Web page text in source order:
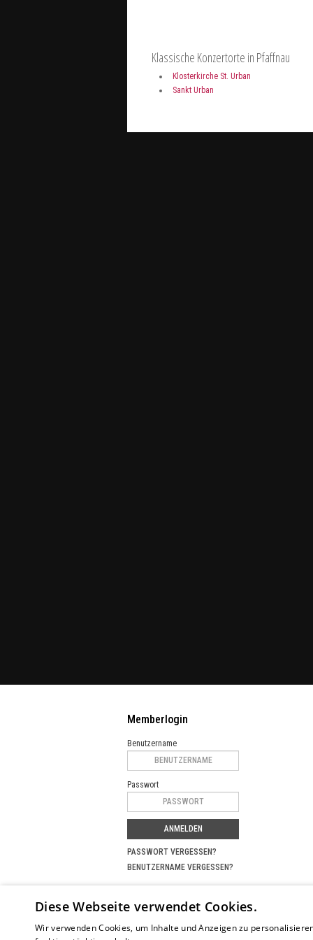
Klassische Konzertorte in Pfaffnau
Klosterkirche St. Urban
Sankt Urban
Memberlogin
Benutzername
Passwort
ANMELDEN
PASSWORT VERGESSEN?
BENUTZERNAME VERGESSEN?
Diese Webseite verwendet Cookies.
Wir verwenden Cookies, um Inhalte und Anzeigen zu